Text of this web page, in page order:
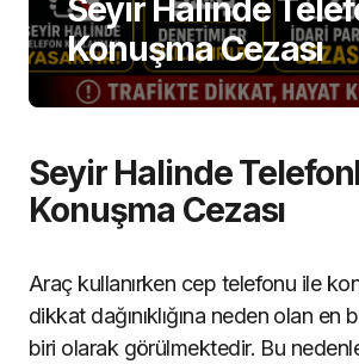
Seyir Halinde
Konuşma Cezası
Seyir Halinde
Konuşma Cezası
Araç kullanırken cep telefonu ile
dikkat dağınıklığına neden olan en
biri olarak görülmektedir. Bu